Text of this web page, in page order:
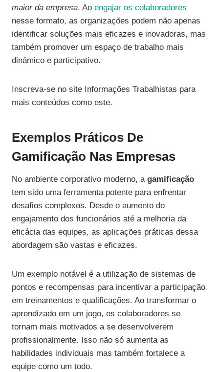
maior da empresa. Ao engajar os colaboradores
nesse formato, as organizações podem não apenas
identificar soluções mais eficazes e inovadoras, mas
também promover um espaço de trabalho mais
dinâmico e participativo.
Inscreva-se no site Informações Trabalhistas para
mais conteúdos como este.
Exemplos Práticos De
Gamificação Nas Empresas
No ambiente corporativo moderno, a gamificação
tem sido uma ferramenta potente para enfrentar
desafios complexos. Desde o aumento do
engajamento dos funcionários até a melhoria da
eficácia das equipes, as aplicações práticas dessa
abordagem são vastas e eficazes.
Um exemplo notável é a utilização de sistemas de
pontos e recompensas para incentivar a participação
em treinamentos e qualificações. Ao transformar o
aprendizado em um jogo, os colaboradores se
tornam mais motivados a se desenvolverem
profissionalmente. Isso não só aumenta as
habilidades individuais mas também fortalece a
equipe como um todo.